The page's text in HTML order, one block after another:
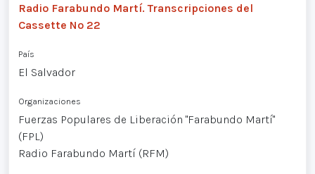
Radio Farabundo Martí. Transcripciones del
Cassette Nº 22
País
El Salvador
Organizaciones
Fuerzas Populares de Liberación "Farabundo Martí"
(FPL)
Radio Farabundo Martí (RFM)